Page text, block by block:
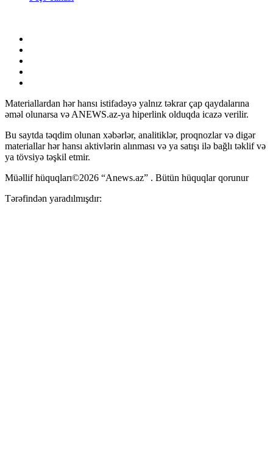
Materiallardan hər hansı istifadəyə yalnız təkrar çap qaydalarına
əməl olunarsa və ANEWS.az-ya hiperlink olduqda icazə verilir.
Bu saytda təqdim olunan xəbərlər, analitiklər, proqnozlar və digər
materiallar hər hansı aktivlərin alınması və ya satışı ilə bağlı təklif və
ya tövsiyə təşkil etmir.
Müəllif hüquqları©2026 “Anews.az” . Bütün hüquqlar qorunur
Tərəfindən yaradılmışdır: